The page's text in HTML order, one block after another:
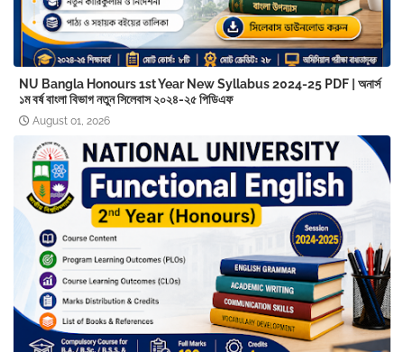
NU Bangla Honours 1st Year New Syllabus 2024-25 PDF | অনার্স
১ম বর্ষ বাংলা বিভাগ নতুন সিলেবাস ২০২৪-২৫ পিডিএফ
August 01, 2026